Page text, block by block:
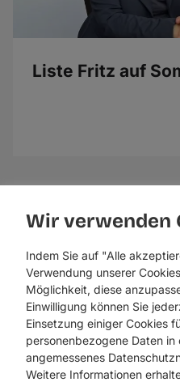
Liste Fritz auf
Wir verwenden
Indem Sie auf "Alle
Verwendung unserer
Möglichkeit, diese
Einwilligung können Sie
Einsetzung einiger Cookies
personenbezogene Daten in
angemessenes
Weitere Informationen